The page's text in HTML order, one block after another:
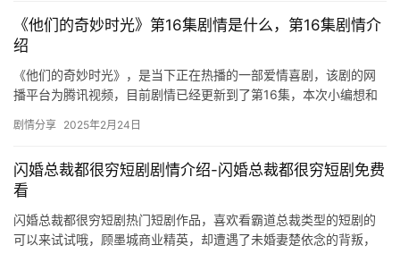
《他们的奇妙时光》第16集剧情是什么，第16集剧情介
绍
《他们的奇妙时光》，是当下正在热播的一部爱情喜剧，该剧的网
播平台为腾讯视频，目前剧情已经更新到了第16集，本次小编想和
绍！…
剧情分享 2025年2月24日
闪婚总裁都很穷短剧剧情介绍-闪婚总裁都很穷短剧免费
看
闪婚总裁都很穷短剧热门短剧作品，喜欢看霸道总裁类型的短剧的
可以来试试哦，顾墨城商业精英，却遭遇了未婚妻楚依念的背叛，